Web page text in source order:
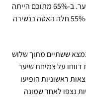
במינוקסידיל 5% הייתה עלייה בספירת השיער. ב-65% מתוכם הייתה
צמיחת שיער מחודשת בינונית עד צפופה ב-55% חלה האטה בנשירה
מבוקרים על נשים בגילאי 18-45 נמצא ששתיים מתוך שלוש
דווחו על צמיחת שיער
שימוש במינוקסידיל 2%. תוצאות ראשוניות הופיעו
נצפו לאחר שמונה